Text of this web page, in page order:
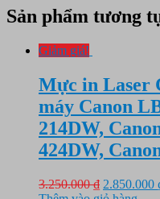
Sản phẩm tương
Giảm giá!
Mực in Laser
máy Canon
214DW,
424DW,
3.250.000₫ Giá
2.850.000